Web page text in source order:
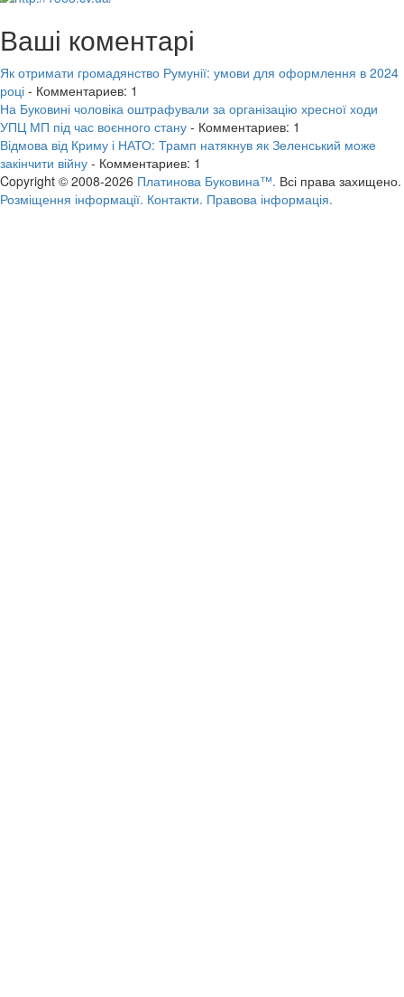
Ваші коментарі
Як отримати громадянство Румунії: умови для оформлення в 2024
році - Комментариев: 1
На Буковині чоловіка оштрафували за організацію хресної ходи
УПЦ МП під час воєнного стану - Комментариев: 1
Відмова від Криму і НАТО: Трамп натякнув як Зеленський може
закінчити війну - Комментариев: 1
Copyright © 2008-2026 Платинова Буковина™. Всі права захищено.
Розміщення інформації. Контакти. Правова інформація.